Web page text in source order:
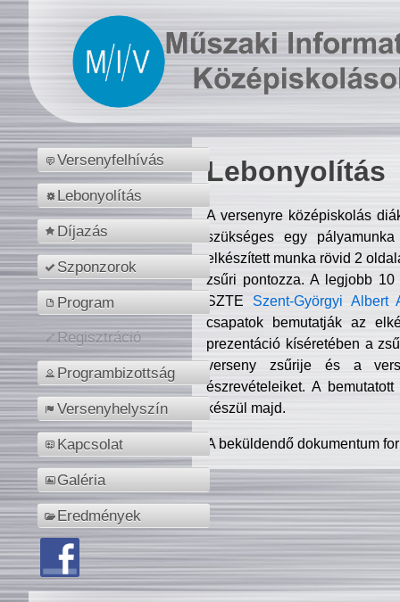
Versenyfelhívás
Lebonyolítás
Díjazás
Szponzorok
Program
Regisztráció
Programbizottság
Versenyhelyszín
Kapcsolat
Galéria
Eredmények
Lebonyolítás
A versenyre középiskolás
szükséges egy
elkészített munka rövid 2
zsűri pontozza. A legjobb
SZTE Szent-Györgyi Albert
csapatok bemutatják az
prezentáció kíséretében a
verseny zsűrije és a
észrevételeiket. A
készül majd.
A beküldendő dokumentum